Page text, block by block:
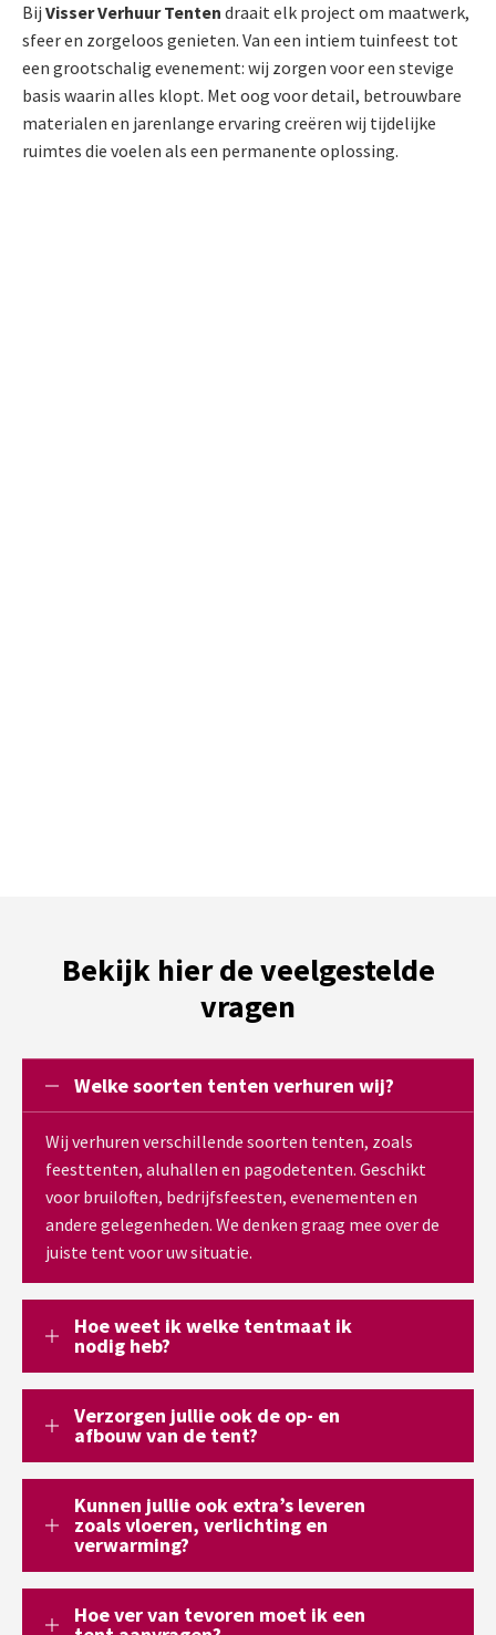
Bij Visser Verhuur Tenten draait elk project om maatwerk,
sfeer en zorgeloos genieten. Van een intiem tuinfeest tot
een grootschalig evenement: wij zorgen voor een stevige
basis waarin alles klopt. Met oog voor detail, betrouwbare
materialen en jarenlange ervaring creëren wij tijdelijke
ruimtes die voelen als een permanente oplossing.
Bekijk hier de veelgestelde
vragen
Welke soorten tenten verhuren wij?
Wij verhuren verschillende soorten tenten, zoals
feesttenten, aluhallen en pagodetenten. Geschikt
voor bruiloften, bedrijfsfeesten, evenementen en
andere gelegenheden. We denken graag mee over de
juiste tent voor uw situatie.
Hoe weet ik welke tentmaat ik
nodig heb?
Verzorgen jullie ook de op- en
afbouw van de tent?
Kunnen jullie ook extra’s leveren
zoals vloeren, verlichting en
verwarming?
Hoe ver van tevoren moet ik een